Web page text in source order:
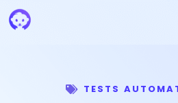
TESTS